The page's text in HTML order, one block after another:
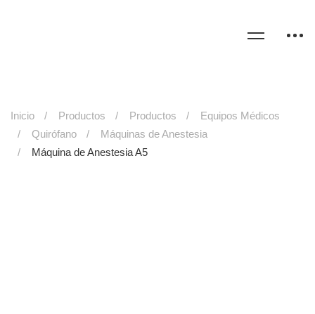
Inicio Productos Productos
Equipos Médicos
Quirófano
Máquinas de Anestesia
Máquina de Anestesia A5